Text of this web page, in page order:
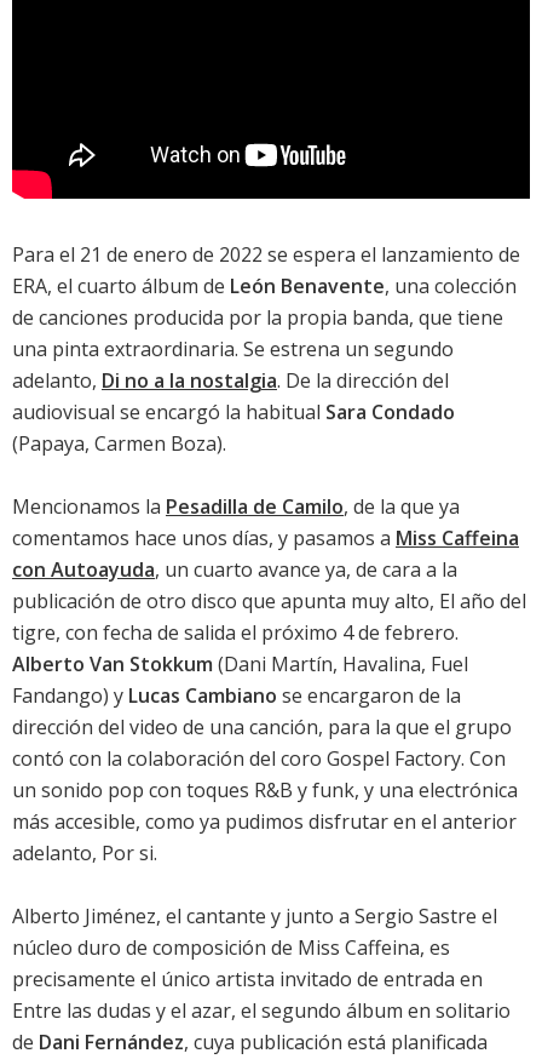
Para el 21 de enero de 2022 se espera el lanzamiento de
ERA, el cuarto álbum de León Benavente, una colección
de canciones producida por la propia banda, que tiene
una pinta extraordinaria. Se estrena un segundo
adelanto, Di no a la nostalgia. De la dirección del
audiovisual se encargó la habitual Sara Condado
(Papaya, Carmen Boza).
Mencionamos la Pesadilla de Camilo, de la que ya
comentamos hace unos días, y pasamos a Miss Caffeina
con Autoayuda, un cuarto avance ya, de cara a la
publicación de otro disco que apunta muy alto, El año del
tigre, con fecha de salida el próximo 4 de febrero.
Alberto Van Stokkum (Dani Martín, Havalina, Fuel
Fandango) y Lucas Cambiano se encargaron de la
dirección del video de una canción, para la que el grupo
contó con la colaboración del coro Gospel Factory. Con
un sonido pop con toques R&B y funk, y una electrónica
más accesible, como ya pudimos disfrutar en el anterior
adelanto, Por si.
Alberto Jiménez, el cantante y junto a Sergio Sastre el
núcleo duro de composición de Miss Caffeina, es
precisamente el único artista invitado de entrada en
Entre las dudas y el azar, el segundo álbum en solitario
de Dani Fernández, cuya publicación está planificada